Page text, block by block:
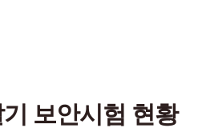
보안시험 현황